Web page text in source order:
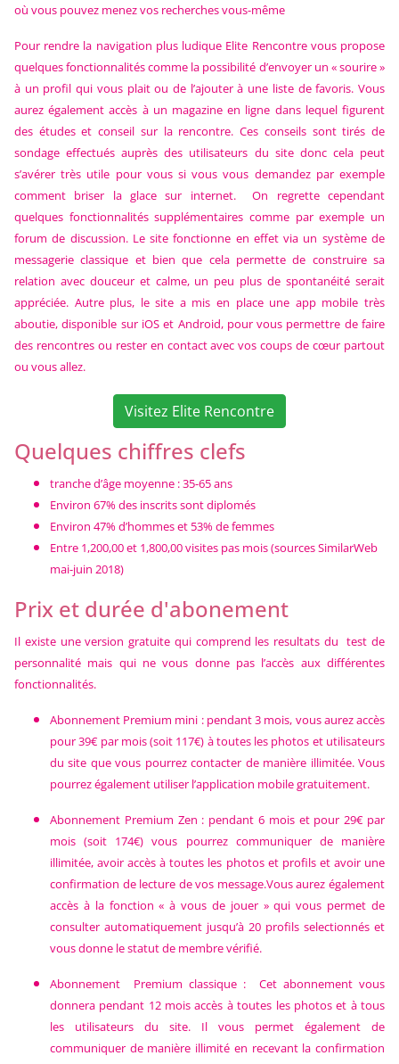
où vous pouvez menez vos recherches vous-même
Pour rendre la navigation plus ludique Elite Rencontre vous propose
quelques fonctionnalités comme la possibilité d’envoyer un « sourire »
à un profil qui vous plait ou de l’ajouter à une liste de favoris. Vous
aurez également accès à un magazine en ligne dans lequel figurent
des études et conseil sur la rencontre. Ces conseils sont tirés de
sondage effectués auprès des utilisateurs du site donc cela peut
s’avérer très utile pour vous si vous vous demandez par exemple
comment briser la glace sur internet. On regrette cependant
quelques fonctionnalités supplémentaires comme par exemple un
forum de discussion. Le site fonctionne en effet via un système de
messagerie classique et bien que cela permette de construire sa
relation avec douceur et calme, un peu plus de spontanéité serait
appréciée. Autre plus, le site a mis en place une app mobile très
aboutie, disponible sur iOS et Android, pour vous permettre de faire
des rencontres ou rester en contact avec vos coups de cœur partout
ou vous allez.
Visitez Elite Rencontre
Quelques chiffres clefs
tranche d’âge moyenne : 35-65 ans
Environ 67% des inscrits sont diplomés
Environ 47% d’hommes et 53% de femmes
Entre 1,200,00 et 1,800,00 visites pas mois (sources SimilarWeb
mai-juin 2018)
Prix et durée d'abonement
Il existe une version gratuite qui comprend les resultats du test de
personnalité mais qui ne vous donne pas l’accès aux différentes
fonctionnalités.
Abonnement Premium mini : pendant 3 mois, vous aurez accès
pour 39€ par mois (soit 117€) à toutes les photos et utilisateurs
du site que vous pourrez contacter de manière illimitée. Vous
pourrez également utiliser l’application mobile gratuitement.
Abonnement Premium Zen : pendant 6 mois et pour 29€ par
mois (soit 174€) vous pourrez communiquer de manière
illimitée, avoir accès à toutes les photos et profils et avoir une
confirmation de lecture de vos message.Vous aurez également
accès à la fonction « à vous de jouer » qui vous permet de
consulter automatiquement jusqu’à 20 profils selectionnés et
vous donne le statut de membre vérifié.
Abonnement Premium classique : Cet abonnement vous
donnera pendant 12 mois accès à toutes les photos et à tous
les utilisateurs du site. Il vous permet également de
communiquer de manière illimité en recevant la confirmation